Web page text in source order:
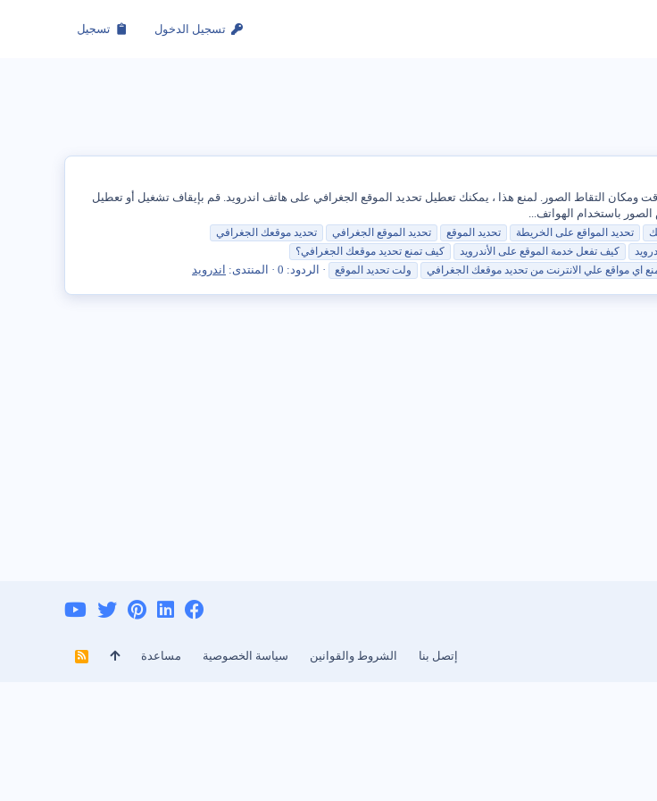
تسجيل الدخول تسجيل
التقاط الصور. لمنع هذا ، يمكنك تعطيل تحديد الموقع الجغرافي على هاتف اندرويد. قم بإيقاف تشغيل أو تعطيل
باستخدام الهواتف...
تحديد المواقع على الخريطة تحديد الموقع تحديد الموقع الجغرافي تحديد موقعك الجغرافي
كيف تفعل خدمة الموقع على الأندرويد كيف تمنع تحديد موقعك الجغرافي؟
اي مواقع علي الانترنت من تحديد موقعك الجغرافي ولت تحديد الموقع الردود: 0 المنتدى: اندرويد
إتصل بنا الشروط والقوانين سياسة الخصوصية مساعدة
R